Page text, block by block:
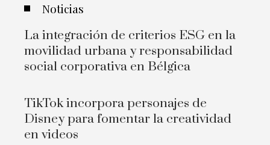
Noticias
La integración de criterios ESG en la
movilidad urbana y responsabilidad
social corporativa en Bélgica
TikTok incorpora personajes de
Disney para fomentar la creatividad
en videos